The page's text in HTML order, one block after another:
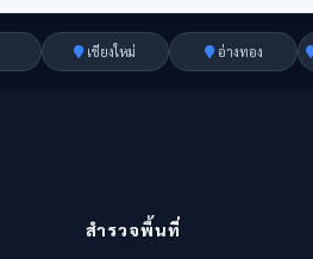
เชียงใหม่ อ่างทอง
สำรวจพื้นที่